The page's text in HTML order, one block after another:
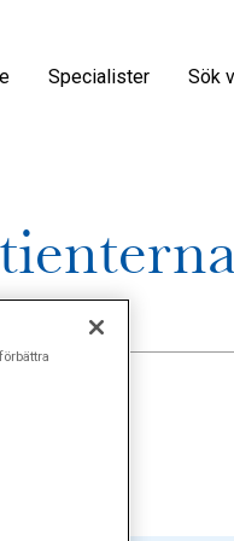
Specialister Sök